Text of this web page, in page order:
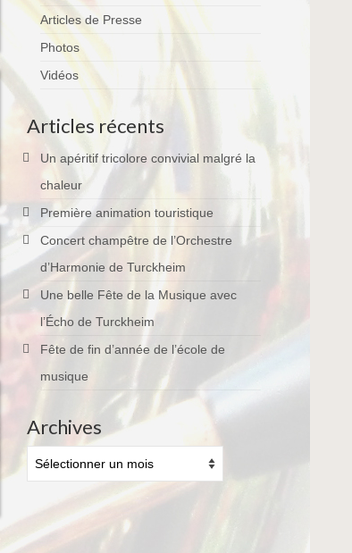
Articles de Presse
Photos
Vidéos
Articles récents
Un apéritif tricolore convivial malgré la
chaleur
Première animation touristique
Concert champêtre de l’Orchestre
d’Harmonie de Turckheim
Une belle Fête de la Musique avec
l’Écho de Turckheim
Fête de fin d’année de l’école de
musique
Archives